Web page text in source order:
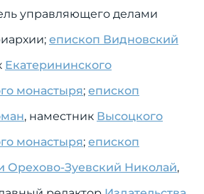
управляющего делами
епископ Видновский
Екатерининского
монастыря; епископ
, наместник Высоцкого
монастыря; епископ
Орехово-Зуевский Николай,